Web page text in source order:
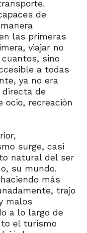
de
las primeras
viajar no
sino
a todas
ya no era
de
ocio, recreación
surge, casi
natural del ser
su mundo.
más
trajo
malos
a lo largo de
el turismo